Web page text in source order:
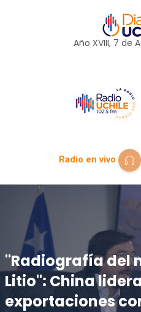
Año XVIII, 7 de
Radio en vivo
"Radiografía del
Litio": China
exportaciones